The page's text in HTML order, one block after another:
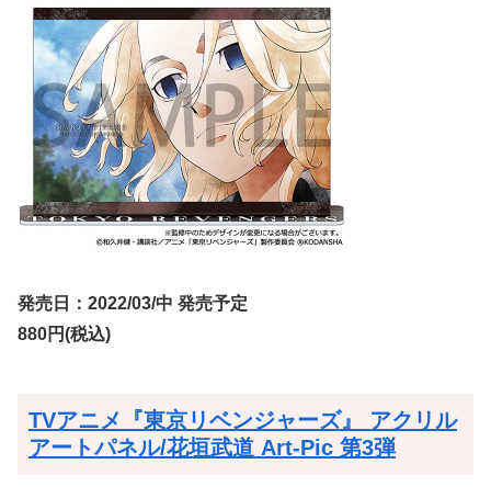
発売日：2022/03/中 発売予定
880円(税込)
TVアニメ『東京リベンジャーズ』 アクリル
アートパネル/花垣武道 Art-Pic 第3弾